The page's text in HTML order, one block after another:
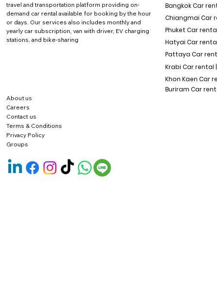
travel and transportation platform providing on-
demand car rental available for booking by the hour
or days. Our services also includes monthly and
yearly car subscription, van with driver, EV charging
stations, and bike-sharing
About us
Careers
Contact us
Terms & Conditions
Privacy Policy
Bangkok Car
Chiangmai Car
Phuket Car rental
Hatyai Car
Pattaya Car
Krabi Car rental |
Khon Kaen Car
Buriram Car
Groups